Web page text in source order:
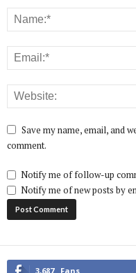
Save my name, email, and
comment.
Notify me of follow-up
Notify me of new posts by
3,687 Fans